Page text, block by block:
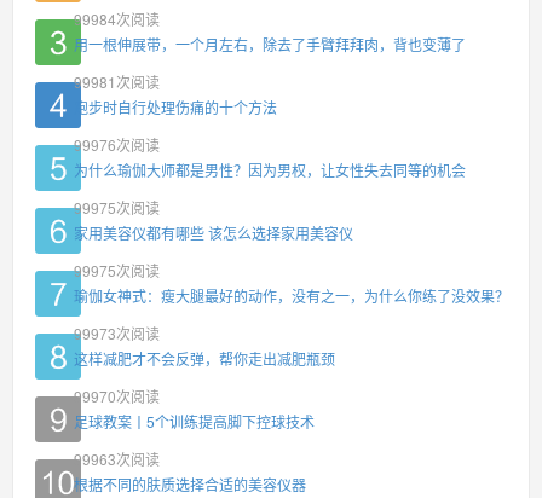
99984次阅读
用一根伸展带，一个月左右，除去了手臂拜拜肉，背也变薄了
99981 次阅读
跑步时自行处理伤痛的十个方法
99976次阅读
为什么瑜伽大师都是男性？因为男权，让女性失去同等的机会
99975次阅读
家用美容仪都有哪些 该怎么选择家用美容仪
99975次阅读
瑜伽女神式：瘦大腿最好的动作，没有之一，为什么你练了没效果？
99973次阅读
这样减肥才不会反弹，帮你走出减肥瓶颈
99970次阅读
足球教案丨5个训练提高脚下控球技术
99963次阅读
根据不同的肤质选择合适的美容仪器